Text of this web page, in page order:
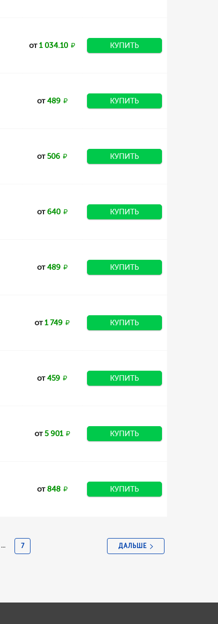
от1 034.10 КУПИТЬ
от489 КУПИТЬ
от506 КУПИТЬ
от640 КУПИТЬ
от489 КУПИТЬ
от1 749 КУПИТЬ
от459 КУПИТЬ
от5 901 КУПИТЬ
от848 КУПИТЬ
... 7 ДАЛЬШЕ